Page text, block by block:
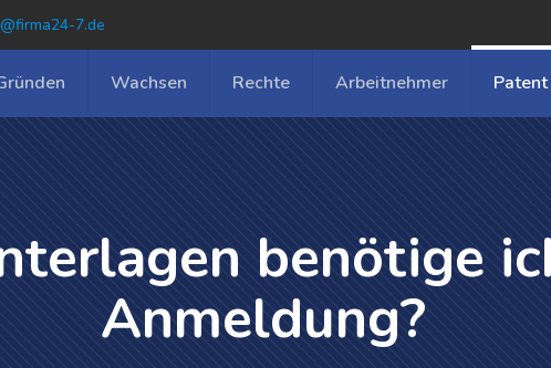
7.de
Wachsen Rechte Arbeitnehmer Patent
benötige
Anmeldung?